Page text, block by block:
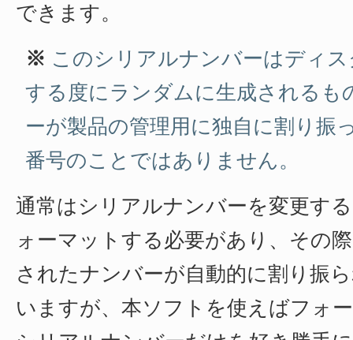
できます。
※ このシリアルナンバーはディ
する度にランダムに生成されるも
ーが製品の管理用に独自に割り振
番号のことではありません。
通常はシリアルナンバーを変更す
ォーマットする必要があり、その
されたナンバーが自動的に割り振
いますが、本ソフトを使えばフォ